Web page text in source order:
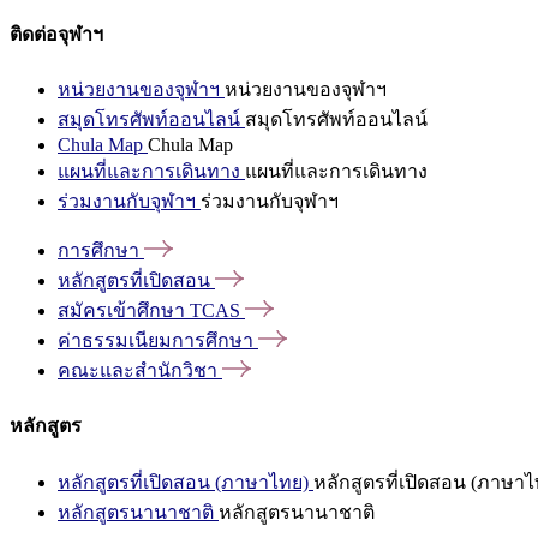
ติดต่อจุฬาฯ
หน่วยงานของจุฬาฯ หน่วยงานของจุฬาฯ
สมุดโทรศัพท์ออนไลน์ สมุดโทรศัพท์ออนไลน์
Chula Map Chula Map
แผนที่และการเดินทาง แผนที่และการเดินทาง
ร่วมงานกับจุฬาฯ ร่วมงานกับจุฬาฯ
การศึกษา
หลักสูตรที่เปิดสอน
สมัครเข้าศึกษา TCAS
ค่าธรรมเนียมการศึกษา
คณะและสำนักวิชา
หลักสูตร
หลักสูตรที่เปิดสอน (ภาษาไทย) หลักสูตรที่เปิดสอน (ภาษาไ
หลักสูตรนานาชาติ หลักสูตรนานาชาติ